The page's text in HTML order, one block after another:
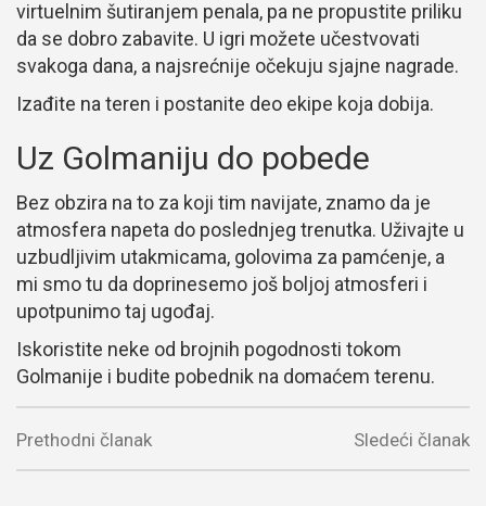
virtuelnim šutiranjem penala, pa ne propustite priliku
da se dobro zabavite. U igri možete učestvovati
svakoga dana, a najsrećnije očekuju sjajne nagrade.
Izađite na teren i postanite deo ekipe koja dobija.
Uz Golmaniju do pobede
Bez obzira na to za koji tim navijate, znamo da je
atmosfera napeta do poslednjeg trenutka. Uživajte u
uzbudljivim utakmicama, golovima za pamćenje, a
mi smo tu da doprinesemo još boljoj atmosferi i
upotpunimo taj ugođaj.
Iskoristite neke od brojnih pogodnosti tokom
Golmanije i budite pobednik na domaćem terenu.
Sledeći članak
Prethodni članak